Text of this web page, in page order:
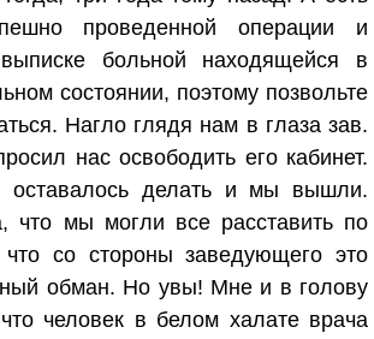
проведенной операции и
больной находящейся в
состоянии, поэтому позвольте
Нагло глядя нам в глаза зав.
нас освободить его кабинет.
оставалось делать и мы вышли.
что мы могли все расставить по
со стороны заведующего это
обман. Но увы! Мне и в голову
человек в белом халате врача